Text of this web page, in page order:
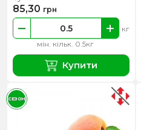
мін. кільк. 0.5кг
кг
85,30 грн
Купити
СЕЗОН